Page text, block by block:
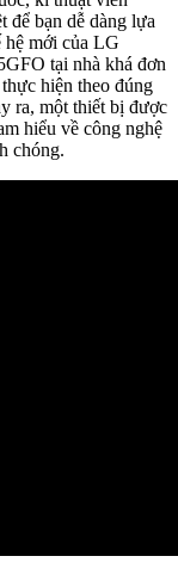
để bạn dễ dàng lựa
hệ mới của LG
tại nhà khá đơn
hiện theo đúng
ra, một thiết bị được
hiểu về công nghệ
chóng.